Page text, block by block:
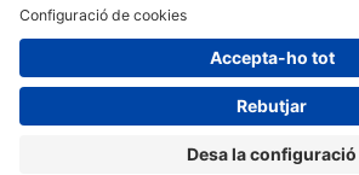
a les xarxes socials